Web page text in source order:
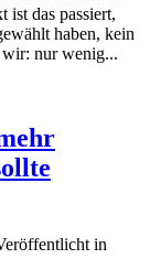
ist das passiert,
haben, kein
wir: nur wenig...
in